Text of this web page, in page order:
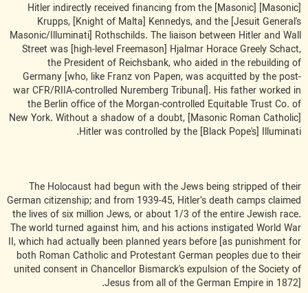
[Masonic] Hitler indirectly received financing from the [Masonic]
Krupps, [Knight of Malta] Kennedys, and the [Jesuit General's
Masonic/Illuminati] Rothschilds. The liaison between Hitler and Wall
Street was [high-level Freemason] Hjalmar Horace Greely Schact,
the President of Reichsbank, who aided in the rebuilding of
Germany [who, like Franz von Papen, was acquitted by the post-
war CFR/RIIA-controlled Nuremberg Tribunal]. His father worked in
the Berlin office of the Morgan-controlled Equitable Trust Co. of
New York. Without a shadow of a doubt, [Masonic Roman Catholic]
Hitler was controlled by the [Black Pope's] Illuminati.
The Holocaust had begun with the Jews being stripped of their
German citizenship; and from 1939-45, Hitler’s death camps claimed
the lives of six million Jews, or about 1/3 of the entire Jewish race.
The world turned against him, and his actions instigated World War
II, which had actually been planned years before [as punishment for
both Roman Catholic and Protestant German peoples due to their
united consent in Chancellor Bismarck's expulsion of the Society of
Jesus from all of the German Empire in 1872].